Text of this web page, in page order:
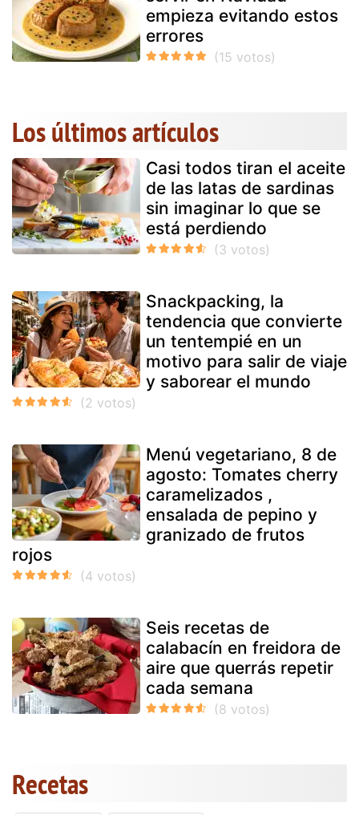
empieza evitando estos
errores
Los últimos artículos
Casi todos tiran el aceite
de las latas de sardinas
sin imaginar lo que se
está perdiendo
Snackpacking, la
tendencia que convierte
un tentempié en un
motivo para salir de viaje
y saborear el mundo
Menú vegetariano, 8 de
agosto: Tomates cherry
caramelizados ,
ensalada de pepino y
granizado de frutos
rojos
Seis recetas de
calabacín en freidora de
aire que querrás repetir
cada semana
Recetas